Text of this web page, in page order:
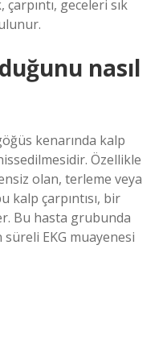
geceleri sık
nasıl
kenarında kalp
Özellikle
olan, terleme veya
kalp çarpıntısı, bir
Bu hasta grubunda
EKG muayenesi